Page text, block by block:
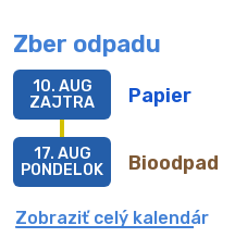
Zber odpadu
Papier
10. AUG
ZAJTRA
Bioodpad
17. AUG
PONDELOK
Zobraziť celý kalendár